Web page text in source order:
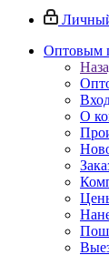
Оптовым
О